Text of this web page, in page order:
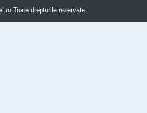
Toate drepturile rezervate.